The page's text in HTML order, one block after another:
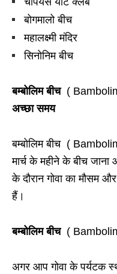
बोगमालो बीच
महालक्ष्मी मंदिर
सिनोनिम बीच
बम्बोलिम बीच (
अच्छा समय
बम्बोलिम बीच (
मार्च के महीने के बीच जाना
के दौरान गोवा का मौसम
हैं।
बम्बोलिम बीच (
अगर आप गोवा के पर्यटक